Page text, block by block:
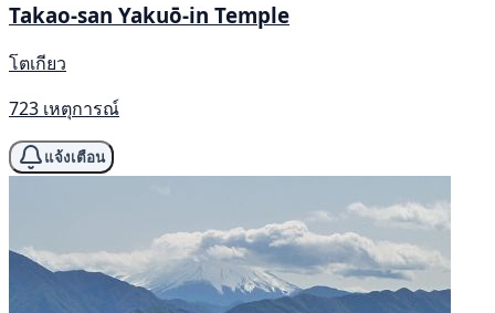
Takao-san Yakuō-in Temple
โตเกียว
723 เหตุการณ์
แจ้งเตือน